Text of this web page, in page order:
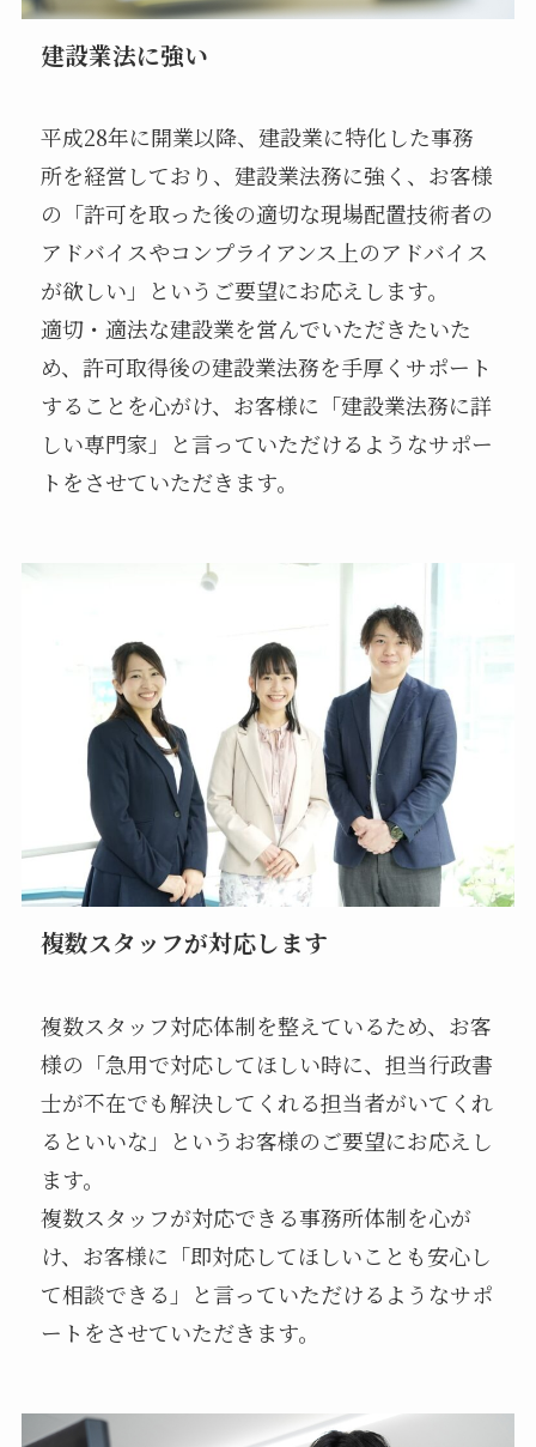
建設業法に強い
平成28年に開業以降、建設業に特化した事務
所を経営しており、建設業法務に強く、お客様
の「許可を取った後の適切な現場配置技術者の
アドバイスやコンプライアンス上のアドバイス
が欲しい」というご要望にお応えします。
適切・適法な建設業を営んでいただきたいた
め、許可取得後の建設業法務を手厚くサポート
することを心がけ、お客様に「建設業法務に詳
しい専門家」と言っていただけるようなサポー
トをさせていただきます。
複数スタッフが対応します
複数スタッフ対応体制を整えているため、お客
様の「急用で対応してほしい時に、担当行政書
士が不在でも解決してくれる担当者がいてくれ
るといいな」というお客様のご要望にお応えし
ます。
複数スタッフが対応できる事務所体制を心が
け、お客様に「即対応してほしいことも安心し
て相談できる」と言っていただけるようなサポ
ートをさせていただきます。